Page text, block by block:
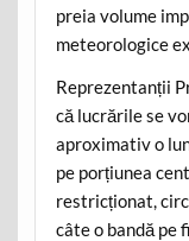
preia volume
meteorologice
Reprezentanții
că lucrările se
aproximativ o
pe porțiunea
restricționat,
câte o bandă pe